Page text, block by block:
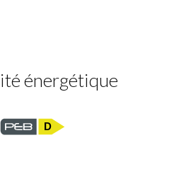
énergétique
D